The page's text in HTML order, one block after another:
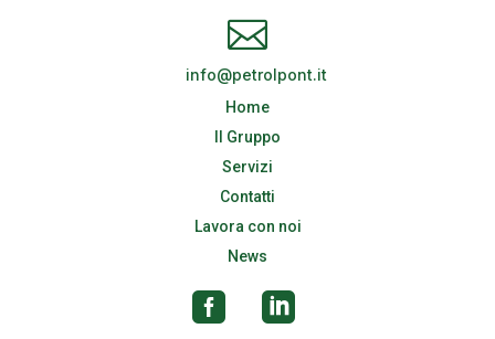

info@petrolpont.it
Home
Il Gruppo
Servizi
Contatti
Lavora con noi
News
 